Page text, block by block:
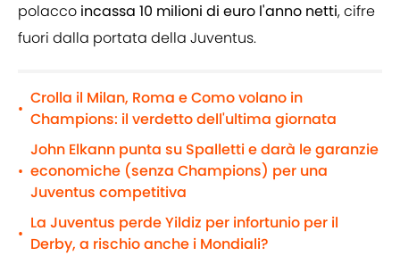
polacco incassa 10 milioni di euro l'anno netti, cifre
fuori dalla portata della Juventus.
•
Crolla il Milan, Roma e Como volano in
Champions: il verdetto dell'ultima giornata
•
John Elkann punta su Spalletti e darà le garanzie
economiche (senza Champions) per una
Juventus competitiva
•
La Juventus perde Yildiz per infortunio per il
Derby, a rischio anche i Mondiali?